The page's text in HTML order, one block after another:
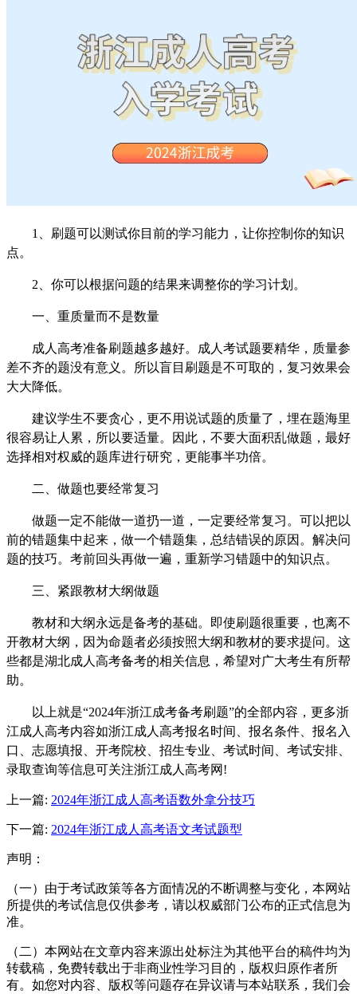
1、刷题可以测试你目前的学习能力，让你控制你的知识
点。
2、你可以根据问题的结果来调整你的学习计划。
一、重质量而不是数量
成人高考准备刷题越多越好。成人考试题要精华，质量参
差不齐的题没有意义。所以盲目刷题是不可取的，复习效果会
大大降低。
建议学生不要贪心，更不用说试题的质量了，埋在题海里
很容易让人累，所以要适量。因此，不要大面积乱做题，最好
选择相对权威的题库进行研究，更能事半功倍。
二、做题也要经常复习
做题一定不能做一道扔一道，一定要经常复习。可以把以
前的错题集中起来，做一个错题集，总结错误的原因。解决问
题的技巧。考前回头再做一遍，重新学习错题中的知识点。
三、紧跟教材大纲做题
教材和大纲永远是备考的基础。即使刷题很重要，也离不
开教材大纲，因为命题者必须按照大纲和教材的要求提问。这
些都是湖北成人高考备考的相关信息，希望对广大考生有所帮
助。
以上就是“2024年浙江成考备考刷题”的全部内容，更多浙
江成人高考内容如浙江成人高考报名时间、报名条件、报名入
口、志愿填报、开考院校、招生专业、考试时间、考试安排、
录取查询等信息可关注浙江成人高考网!
上一篇: 2024年浙江成人高考语数外拿分技巧
下一篇: 2024年浙江成人高考语文考试题型
声明：
（一）由于考试政策等各方面情况的不断调整与变化，本网站
所提供的考试信息仅供参考，请以权威部门公布的正式信息为
准。
（二）本网站在文章内容来源出处标注为其他平台的稿件均为
转载稿，免费转载出于非商业性学习目的，版权归原作者所
有。如您对内容、版权等问题存在异议请与本站联系，我们会